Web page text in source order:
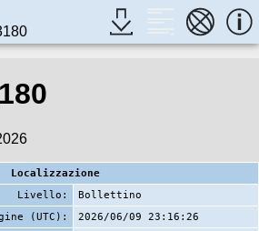
Localizzazione
Livello:
Bollettino
(UTC):
2026/06/09 23:16:26